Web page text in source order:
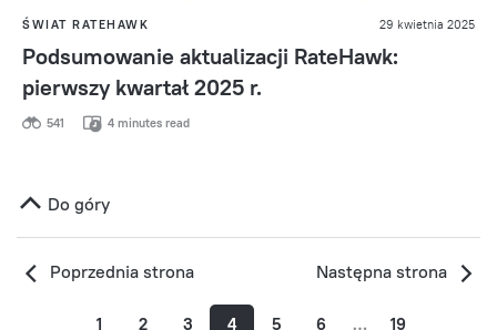
ŚWIAT RATEHAWK 29 kwietnia 2025
Podsumowanie aktualizacji RateHawk:
pierwszy kwartał 2025 r.
541 4 minutes read
Do góry
Poprzednia strona Następna strona
1 2 3 4 5 6 … 19